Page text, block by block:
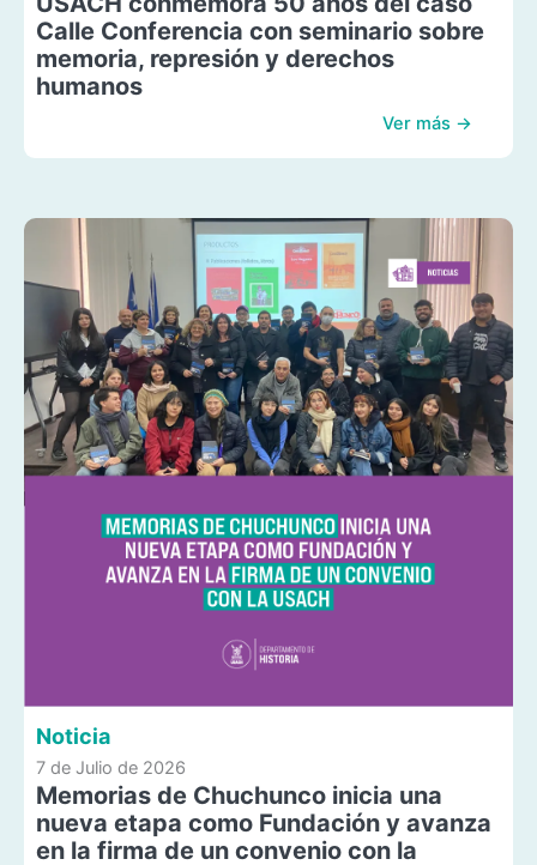
Calle Conferencia con seminario sobre
memoria, represión y derechos
humanos
Ver más →
Noticia
7 de Julio de 2026
Memorias de Chuchunco inicia una
nueva etapa como Fundación y avanza
en la firma de un convenio con la